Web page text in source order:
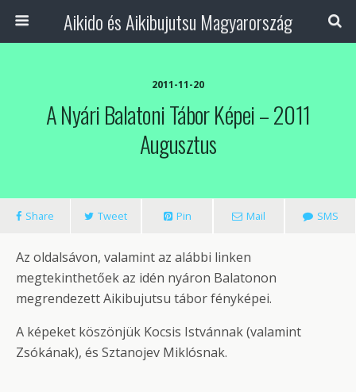
Aikido és Aikibujutsu Magyarország
2011-11-20
A Nyári Balatoni Tábor Képei – 2011
Augusztus
Share Tweet Pin Mail SMS
Az oldalsávon, valamint az alábbi linken
megtekinthetőek az idén nyáron Balatonon
megrendezett Aikibujutsu tábor fényképei.
A képeket köszönjük Kocsis Istvánnak (valamint
Zsókának), és Sztanojev Miklósnak.